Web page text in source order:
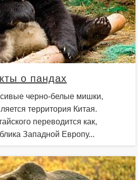
о пандах
черно-белые мишки,
территория Китая.
переводится как,
Западной Европу...